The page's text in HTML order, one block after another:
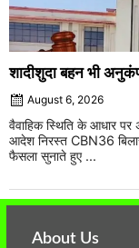
शादीशुदा बहन भी
August 6, 2026
वैवाहिक स्थिति के आधार पर
आदेश निरस्त CBN36
फैसला सुनाते हुए ...
About Us